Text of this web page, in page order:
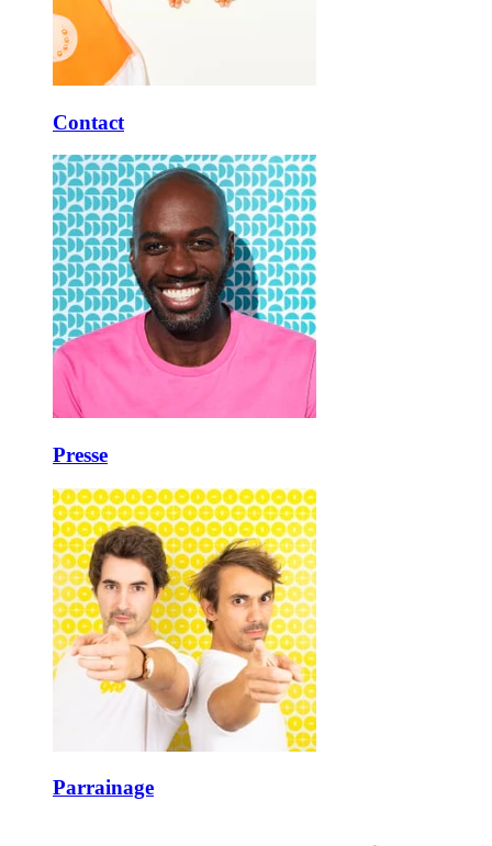
Contact
Presse
Parrainage